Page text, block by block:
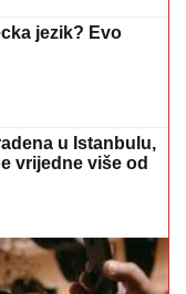
jezik? Evo
u Istanbulu,
vrijedne više od